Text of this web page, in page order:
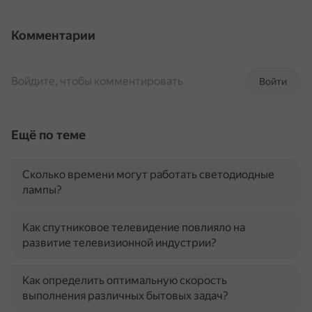
Комментарии
Войти
Войдите, чтобы комментировать
Ещё по теме
Сколько времени могут работать светодиодные
лампы?
Как спутниковое телевидение повлияло на
развитие телевизионной индустрии?
Как определить оптимальную скорость
выполнения различных бытовых задач?